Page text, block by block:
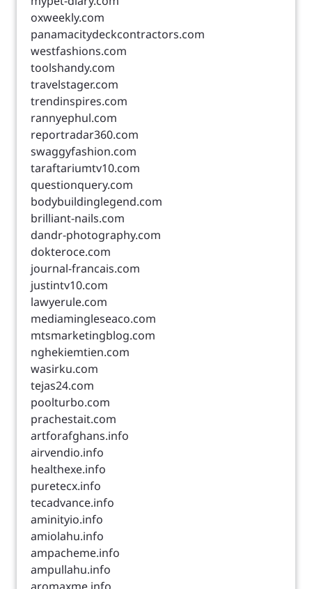
oxweekly.com
panamacitydeckcontractors.com
westfashions.com
toolshandy.com
travelstager.com
trendinspires.com
rannyephul.com
reportradar360.com
swaggyfashion.com
taraftariumtv10.com
questionquery.com
bodybuildinglegend.com
brilliant-nails.com
dandr-photography.com
dokteroce.com
journal-francais.com
justintv10.com
lawyerule.com
mediamingleseaco.com
mtsmarketingblog.com
nghekiemtien.com
wasirku.com
tejas24.com
poolturbo.com
prachestait.com
artforafghans.info
airvendio.info
healthexe.info
puretecx.info
tecadvance.info
aminityio.info
amiolahu.info
ampacheme.info
ampullahu.info